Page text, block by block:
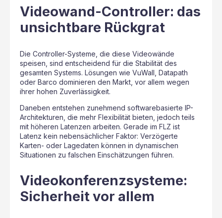
Videowand-Controller: das
unsichtbare Rückgrat
Die Controller-Systeme, die diese Videowände
speisen, sind entscheidend für die Stabilität des
gesamten Systems. Lösungen wie VuWall, Datapath
oder Barco dominieren den Markt, vor allem wegen
ihrer hohen Zuverlässigkeit.
Daneben entstehen zunehmend softwarebasierte IP-
Architekturen, die mehr Flexibilität bieten, jedoch teils
mit höheren Latenzen arbeiten. Gerade im FLZ ist
Latenz kein nebensächlicher Faktor: Verzögerte
Karten- oder Lagedaten können in dynamischen
Situationen zu falschen Einschätzungen führen.
Videokonferenzsysteme:
Sicherheit vor allem